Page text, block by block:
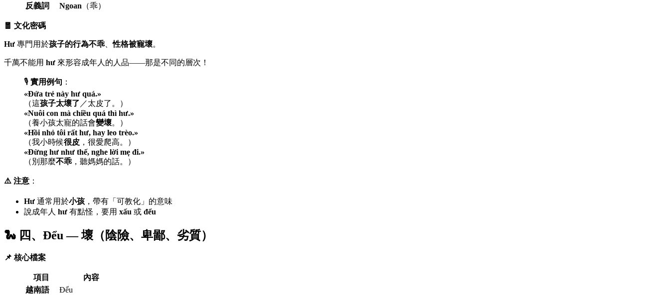
反義詞 Ngoan （乖）
🧧 文化密碼
Hư 專門用於孩子的行為不乖、性格被寵壞。
千萬不能用 hư 來形容成年人的人品——那是不同的層次！
🎙️ 實用例句 ：
«Đứa trẻ này hư quá.»
（這孩子太壞了 ／太皮了。）
«Nuôi con mà chiều quá thì hư.»
（養小孩太寵的話會變壞。）
«Hồi nhỏ tôi rất hư, hay leo trèo.»
（我小時候很皮 ，很愛爬高。）
«Đừng hư như thế, nghe lời mẹ đi.»
（別那麼不乖，聽媽媽的話。）
⚠️ 注意 ：
Hư 通常用於小孩 ，帶有「可教化」的意味
說成年人 hư 有點怪，要用 xấu 或 đểu
🐍 四、Đểu — 壞（陰險、卑鄙、劣質）
📌 核心檔案
項目
內容
越南語
Đểu